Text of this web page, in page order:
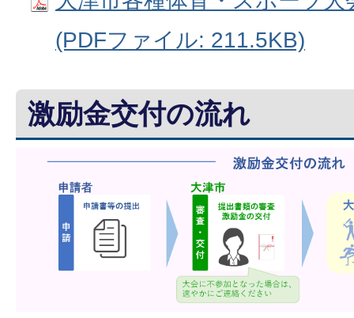
(PDFファイル: 211.5KB)
激励金交付の流れ